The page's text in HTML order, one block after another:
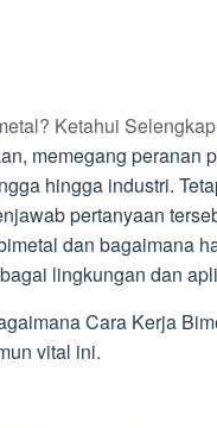
Ketahui
memegang peranan
hingga industri.
pertanyaan
dan bagaimana
lingkungan dan
Cara Kerja
vital ini.